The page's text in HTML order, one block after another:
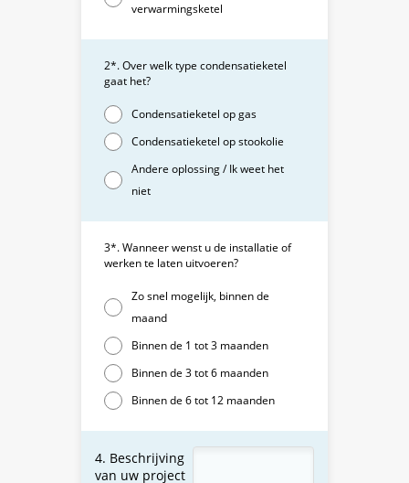
verwarmingsketel
2*. Over welk type condensatieketel
gaat het?
Condensatieketel op gas
Condensatieketel op stookolie
Andere oplossing / Ik weet het
niet
3*. Wanneer wenst u de installatie of
werken te laten uitvoeren?
Zo snel mogelijk, binnen de
maand
Binnen de 1 tot 3 maanden
Binnen de 3 tot 6 maanden
Binnen de 6 tot 12 maanden
4. Beschrijving
van uw project